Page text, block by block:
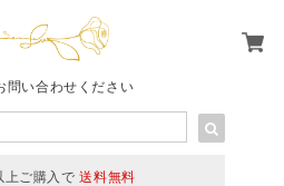
問い合わせください
上ご購入で送料無料